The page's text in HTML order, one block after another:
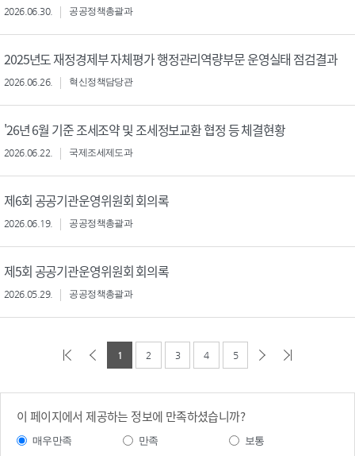
2026.06.30. 공공정책총괄과
2025년도 재정경제부 자체평가 행정관리역량부문 운영실태 점검결과
2026.06.26. 혁신정책담당관
'26년 6월 기준 조세조약 및 조세정보교환 협정 등 체결현황
2026.06.22. 국제조세제도과
제6회 공공기관운영위원회 회의록
2026.06.19. 공공정책총괄과
제5회 공공기관운영위원회 회의록
2026.05.29. 공공정책총괄과
1 2 3 4 5
이 페이지에서 제공하는 정보에 만족하셨습니까?
매우만족 만족
보통